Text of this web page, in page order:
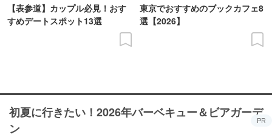
【表参道】カップル必見！おす
すめデートスポット13選
東京でおすすめのブックカフェ8
選【2026】
初夏に行きたい！2026年バーベキュー＆ビアガーデ
ン
PR